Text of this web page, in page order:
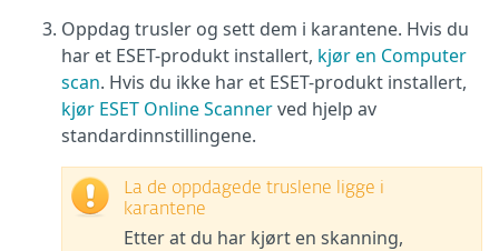
Oppdag trusler og sett dem i karantene. Hvis du
har et ESET-produkt installert, kjør en Computer
scan. Hvis du ikke har et ESET-produkt installert,
kjør ESET Online Scannerved hjelp av
standardinnstillingene.
La de oppdagede truslene ligge i
karantene
Etter at du har kjørt en skanning,